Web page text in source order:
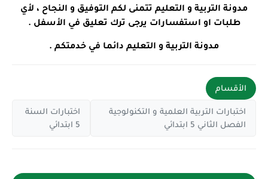
مدونة التربية و التعليم تتمنى لكم التوفيق و النجاح ، لأي
طلبات او استفسارات يرجى ترك تعليق في الأسفل .
مدونة التربية و التعليم دائما في خدمتكم .
الأقسام
اختبارات التربية العلمية و التكنولوجية
الفصل الثاني 5 ابتدائي
اختبارات السنة
5 ابتدائي